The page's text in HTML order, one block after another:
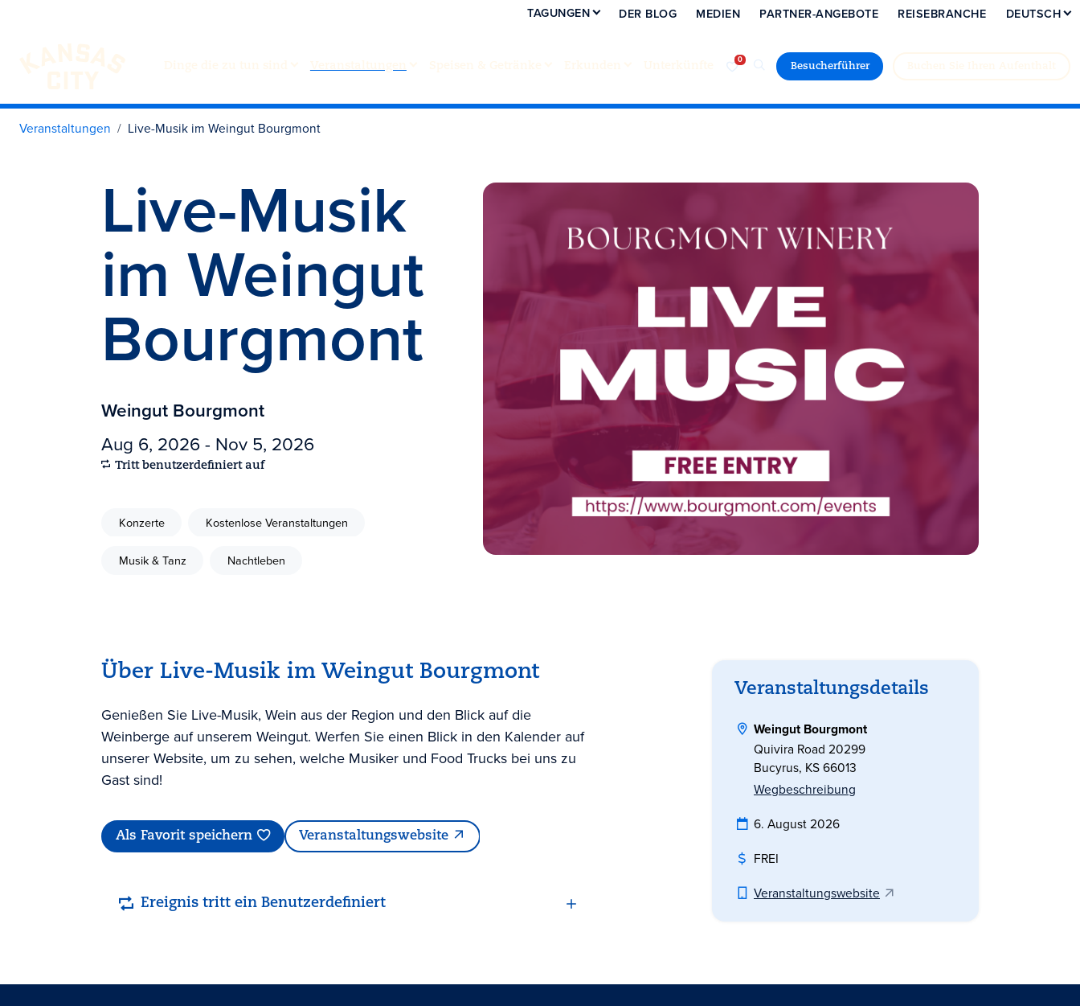
Besuchen Sie KC
Besucherführer
TAGUNGEN DER BLOG MEDIEN PARTNER-ANGEBOTE REISEBRANCHE DEUTSCH
Veranstaltungen Live-Musik im Weingut Bourgmont
Live-Musik
im Weingut
Bourgmont
Weingut Bourgmont
Aug 6, 2026 - Nov 5, 2026
Tritt benutzerdefiniert auf
Konzerte Kostenlose Veranstaltungen
Musik & Tanz Nachtleben
Über Live-Musik im Weingut Bourgmont
Genießen Sie Live-Musik, Wein aus der Region und den Blick auf die
Weinberge auf unserem Weingut. Werfen Sie einen Blick in den Kalender auf
unserer Website, um zu sehen, welche Musiker und Food Trucks bei uns zu
Gast sind!
Als Favorit speichern Veranstaltungswebsite
Ereignis tritt ein Benutzerdefiniert
Veranstaltungsdetails
Weingut Bourgmont
Quivira Road 20299
Bucyrus, KS 66013
Wegbeschreibung
6. August 2026
FREI
Veranstaltungswebsite